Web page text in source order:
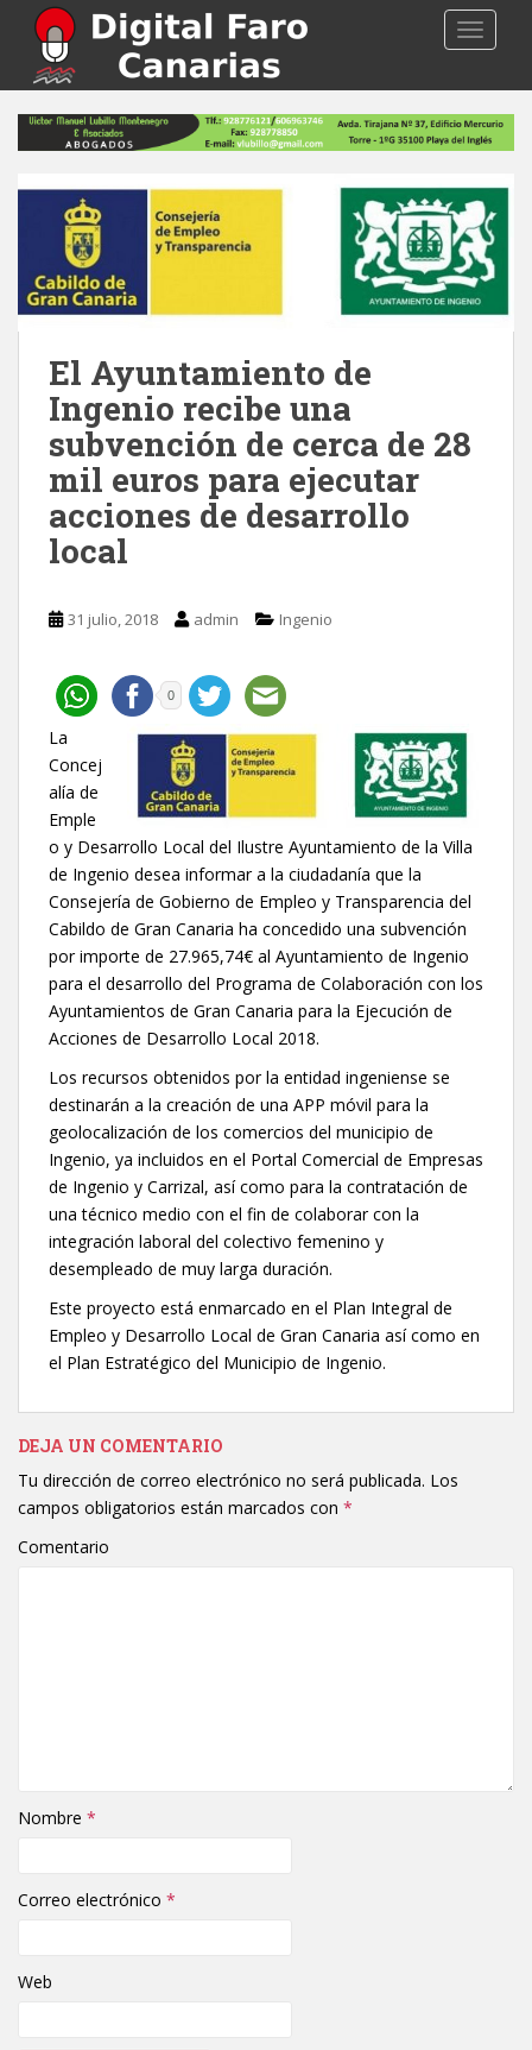
p
El Ayuntamiento de
Ingenio recibe una
subvención de cerca de 28
mil euros para ejecutar
acciones de desarrollo
local
31 julio, 2018 admin Ingenio
0
La
Concej
alía de
Emple
o y Desarrollo Local del Ilustre Ayuntamiento de la Villa
de Ingenio desea informar a la ciudadanía que la
Consejería de Gobierno de Empleo y Transparencia del
Cabildo de Gran Canaria ha concedido una subvención
por importe de 27.965,74€ al Ayuntamiento de Ingenio
para el desarrollo del Programa de Colaboración con los
Ayuntamientos de Gran Canaria para la Ejecución de
Acciones de Desarrollo Local 2018.
Los recursos obtenidos por la entidad ingeniense se
destinarán a la creación de una APP móvil para la
geolocalización de los comercios del municipio de
Ingenio, ya incluidos en el Portal Comercial de Empresas
de Ingenio y Carrizal, así como para la contratación de
una técnico medio con el fin de colaborar con la
integración laboral del colectivo femenino y
desempleado de muy larga duración.
Este proyecto está enmarcado en el Plan Integral de
Empleo y Desarrollo Local de Gran Canaria así como en
el Plan Estratégico del Municipio de Ingenio.
DEJA UN COMENTARIO
Tu dirección de correo electrónico no será publicada. Los
campos obligatorios están marcados con *
Comentario
Nombre *
Correo electrónico *
Web